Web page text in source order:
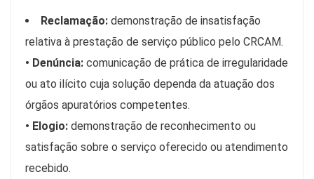
Reclamação: demonstração de insatisfação
relativa à prestação de serviço público pelo CRCAM.
• Denúncia: comunicação de prática de irregularidade
ou ato ilícito cuja solução dependa da atuação dos
órgãos apuratórios competentes.
• Elogio: demonstração de reconhecimento ou
satisfação sobre o serviço oferecido ou atendimento
recebido.